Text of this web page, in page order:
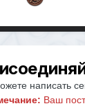
написать
Ваш